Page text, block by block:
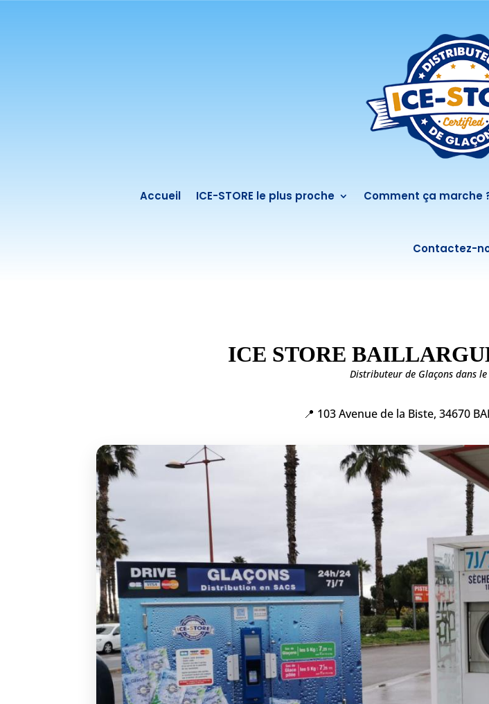
Accueil ICE-STORE le plus proche Comment ça marche
Contactez-
ICE STORE
Distributeur de Glaçons dans
📍 103 Avenue de la Biste, 34670